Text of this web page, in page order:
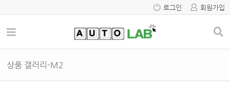
로그인 회원가입
상품 갤러리-M2